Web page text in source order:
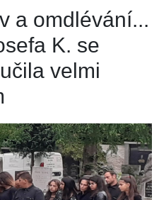
a omdlévání...
K. se
velmi